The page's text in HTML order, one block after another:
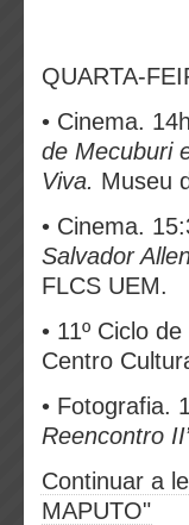
QUARTA-
• Cinema. 14h
de Mecuburi
Viva. Museu
• Cinema.
Salvador
FLCS UEM.
• 11º Ciclo
Centro
• Fotografia.
Reencontro
Continuar a
MAPUTO"